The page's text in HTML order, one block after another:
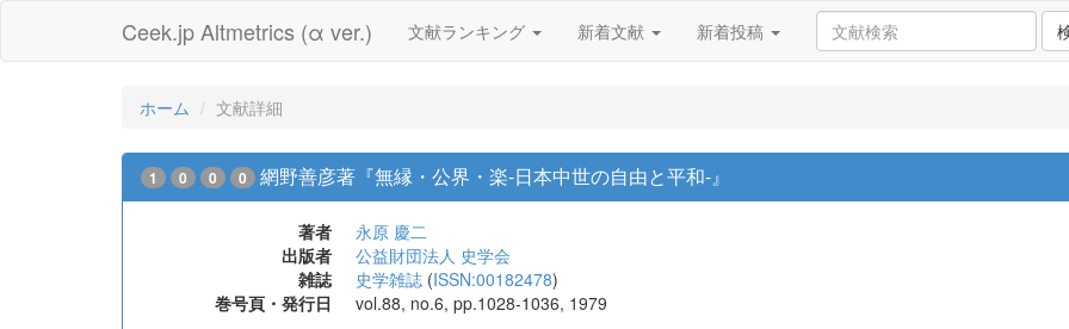
Ceek.jp Altmetrics (α ver.) 文献ランキング 新着文献 新着投稿
ホーム 文献詳細
1 0 0 0 網野善彦著『無縁・公界・楽-日本中世の自由と平和-』
著者
永原 慶二
出版者
公益財団法人 史学会
雑誌
史学雑誌 (ISSN:00182478)
巻号頁・発行日
vol.88, no.6, pp.1028-1036, 1979